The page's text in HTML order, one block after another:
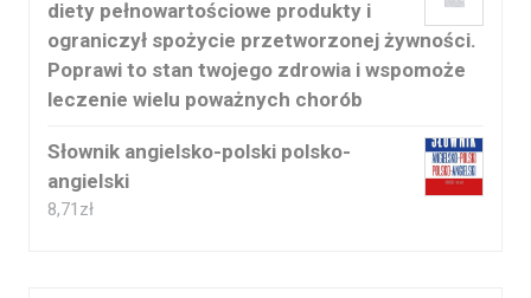
diety pełnowartościowe produkty i
ograniczył spożycie przetworzonej żywności.
Poprawi to stan twojego zdrowia i wspomoże
leczenie wielu poważnych chorób
Słownik angielsko-polski polsko-
angielski
8,71 zł